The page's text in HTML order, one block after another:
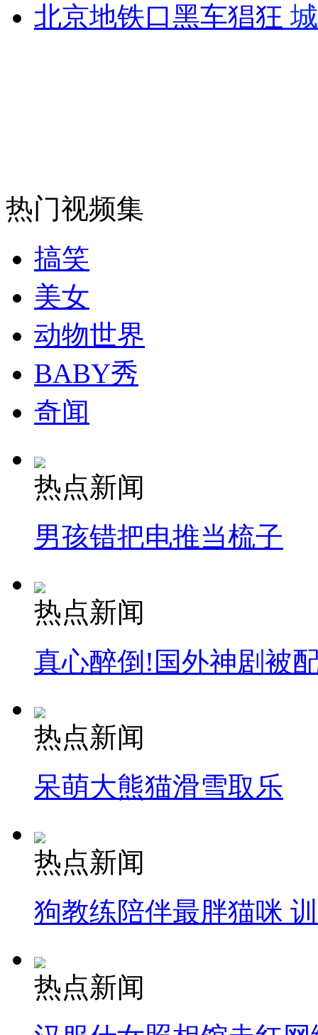
消防员救轻生者 花炮节热闹非凡
纽约上演“枕头大战”
司机酒驾遇交警 急速倒车逃窜
北京地铁口黑车猖狂
热门视频集
搞笑
美女
动物世界
BABY秀
奇闻
热点新闻
男孩错把电推当梳子
热点新闻
真心醉倒!国外神剧被
热点新闻
呆萌大熊猫滑雪取乐
热点新闻
狗教练陪伴最胖猫咪
热点新闻